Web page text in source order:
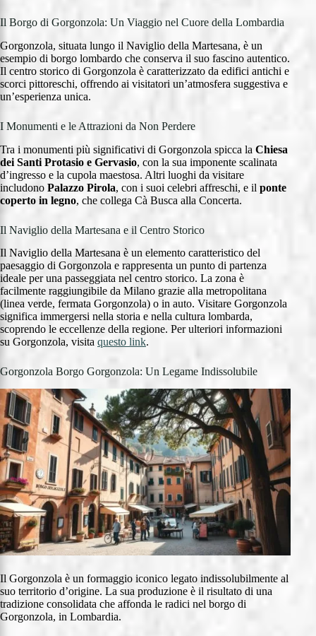
Il Borgo di Gorgonzola: Un Viaggio nel Cuore della Lombardia
Gorgonzola, situata lungo il Naviglio della Martesana, è un
esempio di borgo lombardo che conserva il suo fascino autentico.
Il centro storico di Gorgonzola è caratterizzato da edifici antichi e
scorci pittoreschi, offrendo ai visitatori un’atmosfera suggestiva e
un’esperienza unica.
I Monumenti e le Attrazioni da Non Perdere
Tra i monumenti più significativi di Gorgonzola spicca la Chiesa
dei Santi Protasio e Gervasio, con la sua imponente scalinata
d’ingresso e la cupola maestosa. Altri luoghi da visitare
includono Palazzo Pirola, con i suoi celebri affreschi, e il ponte
coperto in legno, che collega Cà Busca alla Concerta.
Il Naviglio della Martesana e il Centro Storico
Il Naviglio della Martesana è un elemento caratteristico del
paesaggio di Gorgonzola e rappresenta un punto di partenza
ideale per una passeggiata nel centro storico. La zona è
facilmente raggiungibile da Milano grazie alla metropolitana
(linea verde, fermata Gorgonzola) o in auto. Visitare Gorgonzola
significa immergersi nella storia e nella cultura lombarda,
scoprendo le eccellenze della regione. Per ulteriori informazioni
su Gorgonzola, visita questo link.
Gorgonzola Borgo Gorgonzola: Un Legame Indissolubile
Il Gorgonzola è un formaggio iconico legato indissolubilmente al
suo territorio d’origine. La sua produzione è il risultato di una
tradizione consolidata che affonda le radici nel borgo di
Gorgonzola, in Lombardia.